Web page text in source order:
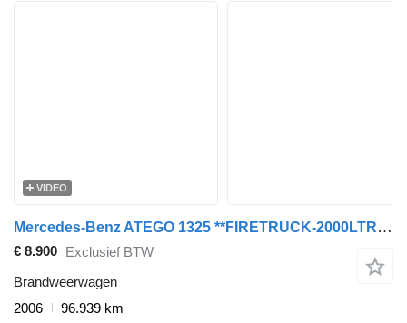
VIDEO
Mercedes-Benz ATEGO 1325 **FIRETRUCK-2000LTR TANK
€ 8.900 Exclusief BTW
Brandweerwagen
2006
96.939 km